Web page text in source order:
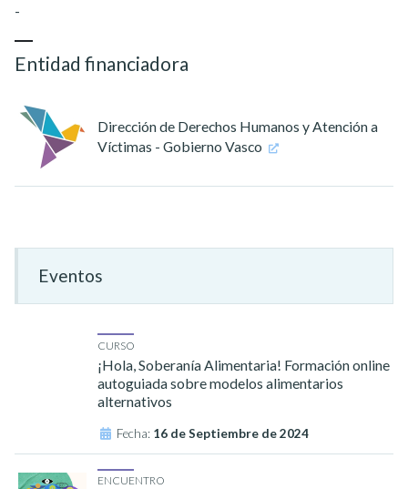
-
Entidad financiadora
Dirección de Derechos Humanos y Atención a
Víctimas - Gobierno Vasco
Eventos
CURSO
¡Hola, Soberanía Alimentaria! Formación online
autoguiada sobre modelos alimentarios
alternativos
Fecha: 16 de Septiembre de 2024
ENCUENTRO